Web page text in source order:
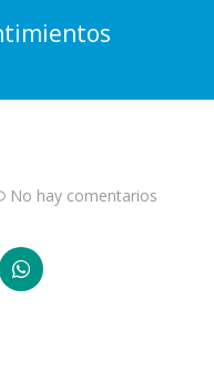
No hay comentarios